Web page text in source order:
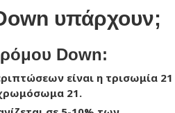
υπάρχουν;
Down:
είναι η τρισωμία 21
21.